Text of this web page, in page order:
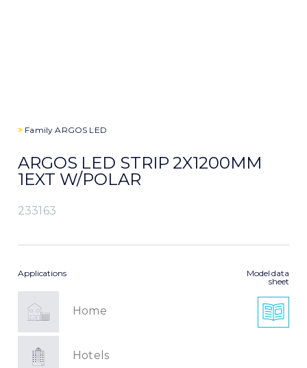
> FamilyARGOS LED
ARGOS LED STRIP 2X1200MM
1EXT W/POLAR
233163
Applications
Home
Hotels
Model data
sheet